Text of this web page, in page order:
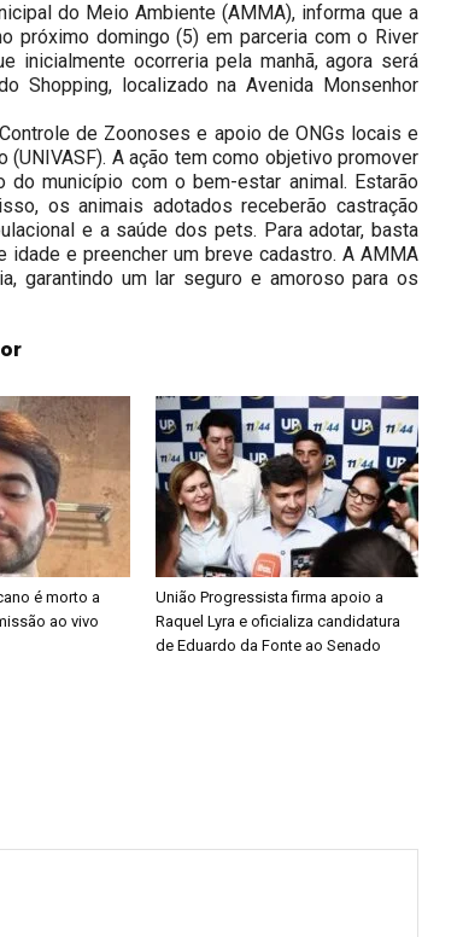
do Meio Ambiente (AMMA), informa que a
próximo domingo (5) em parceria com o River
inicialmente ocorreria pela manhã, agora será
Shopping, localizado na Avenida Monsenhor
de Zoonoses e apoio de ONGs locais e
A ação tem como objetivo promover
município com o bem-estar animal. Estarão
os animais adotados receberão castração
e a saúde dos pets. Para adotar, basta
e preencher um breve cadastro. A AMMA
garantindo um lar seguro e amoroso para os
é morto a
ao vivo
União Progressista firma apoio a
Raquel Lyra e oficializa candidatura
de Eduardo da Fonte ao Senado